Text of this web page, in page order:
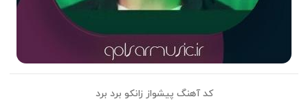
کد آهنگ پیشواز زانکو برد برد